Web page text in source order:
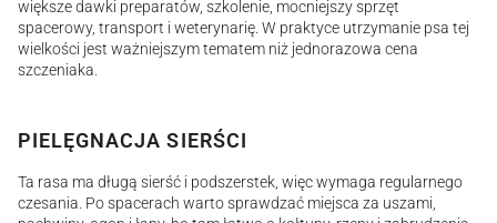
większe dawki preparatów, szkolenie, mocniejszy sprzęt
spacerowy, transport i weterynarię. W praktyce utrzymanie psa tej
wielkości jest ważniejszym tematem niż jednorazowa cena
szczeniaka.
PIELĘGNACJA SIERŚCI
Ta rasa ma długą sierść i podszerstek, więc wymaga regularnego
czesania. Po spacerach warto sprawdzać miejsca za uszami,